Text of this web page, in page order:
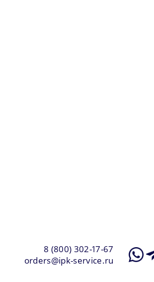
8 (800) 302-17-67
orders@ipk-service.ru